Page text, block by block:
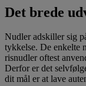
Det brede
Nudler adskiller sig
tykkelse. De enkelte
risnudler oftest
Derfor er det
dit mål er at lave